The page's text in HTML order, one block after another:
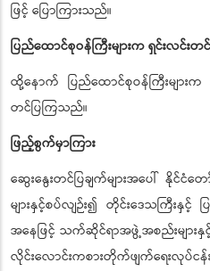
ဖြင့် ပြောကြားသည်။
ပြည်ထောင်စုဝန်ကြီးများက ရှင်းလင်းတင်
ထို့နောက် ပြည်ထောင်စုဝန်ကြီးမျာ
တင်ပြကြသည်။
ဖြည့်စွက်မှာကြား
ဆွေးနွေးတင်ပြချက်များအပေါ် နိုင်
များနှင့်စပ်လျဉ်း၍ တိုင်းဒေသကြီးနှ
အနေဖြင့် သက်ဆိုင်ရာအဖွဲ့အစည်းများနှင့်ပူ
လိုင်းလောင်းကစားတိုက်ဖျက်ရေးလုပ်င